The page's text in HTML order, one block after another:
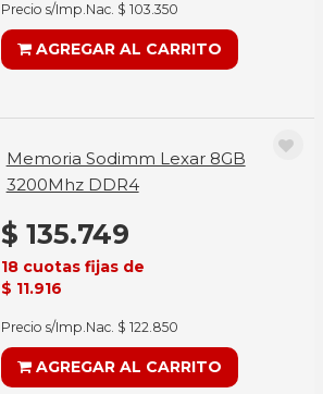
Precio s/Imp.Nac. $ 103.350
AGREGAR AL CARRITO
Memoria Sodimm Lexar 8GB
3200Mhz DDR4
$ 135.749
18 cuotas fijas de
$ 11.916
Precio s/Imp.Nac. $ 122.850
AGREGAR AL CARRITO